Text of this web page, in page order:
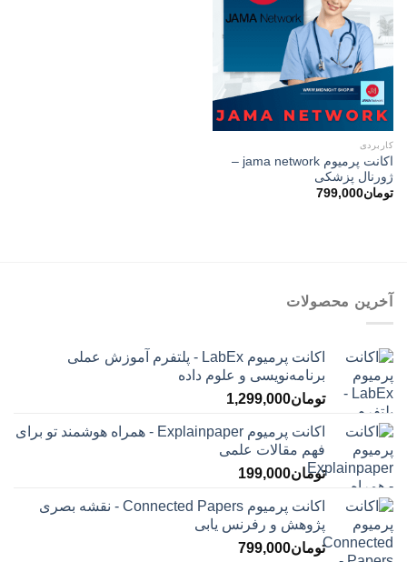
کاربردی
اکانت پرمیوم jama network –
ژورنال پزشکی
تومان799,000
آخرین محصولات
اکانت پرمیوم LabEx - پلتفرم آموزش عملی
برنامه‌نویسی و علوم داده
تومان1,299,000
اکانت پرمیوم Explainpaper - همراه هوشمند تو برای
فهم مقالات علمی
تومان199,000
اکانت پرمیوم Connected Papers - نقشه بصری
پژوهش و رفرنس یابی
تومان799,000